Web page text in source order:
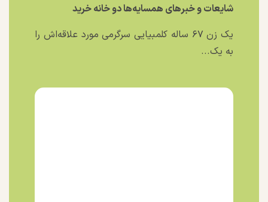
شایعات و خبر‌های همسایه‌ها دو خانه خرید
یک زن ۶۷ ساله کلمبیایی سرگرمی مورد علاقه‌اش را
به یک...